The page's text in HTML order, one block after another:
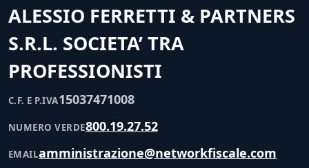
ALESSIO FERRETTI & PARTNERS
S.R.L. SOCIETA’ TRA
PROFESSIONISTI
C.F. E P.IVA15037471008
NUMERO VERDE800.19.27.52
EMAILamministrazione@networkfiscale.com